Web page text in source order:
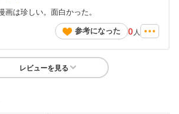
画は珍しい。面白かった。
参考になった
0 人
レビューを見る